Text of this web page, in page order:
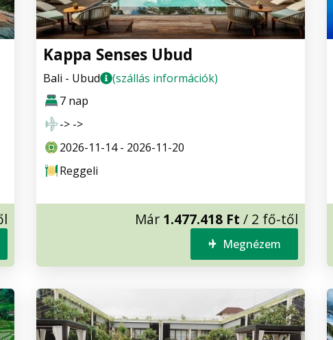
Kappa Senses Ubud
Bali - Ubud
(szállás információk)
7 nap
-> ->
2026-11-14 - 2026-11-20
Reggeli
Már 1.477.418 Ft / 2 fő-től
Megnézem